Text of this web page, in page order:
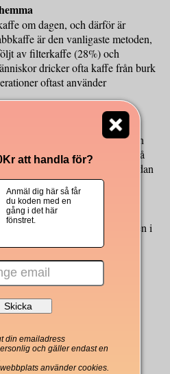
om dagen, och därför är
är den vanligaste metoden,
av filterkaffe (28%) och
dricker ofta kaffe från burk
oftast använder
yngre. Gen Z (födda från
tal) dricker i genomsnitt en
äldre generationer dricker två
mer mjölk i sitt kaffe, medan
den mest populära kaffedrycken i
än espresso. Enligt
följt av cappuccino
hur den schweiziska
av italiensk kaffetradition.
de olika språkområdena i
är det vanligast att tillsätta
populärare i fransk- och
att handla för?
Anmäl dig här så får
du koden med en
gång i det här
fönstret.
din emailadress
och gäller endast en
använder cookies.